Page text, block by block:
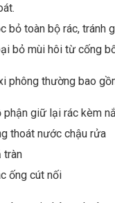
bỏ toàn bộ rác, tránh
bỏ mùi hôi từ cống
phông thường bao
phận giữ lại rác kèm
thoát nước chậu rửa
tràn
ống cút nối